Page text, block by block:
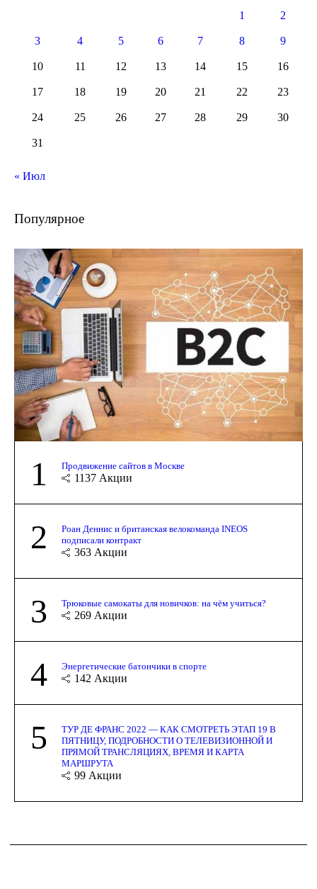
1
2
3 4 5 6 7 8 9
10 11 12 13 14 15 16
17 18 19 20 21 22 23
24 25 26 27 28 29 30
31
« Июл
Популярное
1 Продвижение сайтов в Москве
1137 Акции
2
Роан Деннис и британская велокоманда INEOS
подписали контракт
363 Акции
3 Трюковые самокаты для новичков: на чём учиться?
269 Акции
4 Энергетические батончики в спорте
142 Акции
5
ТУР ДЕ ФРАНС 2022 — КАК СМОТРЕТЬ ЭТАП 19 В
ПЯТНИЦУ, ПОДРОБНОСТИ О ТЕЛЕВИЗИОННОЙ И
ПРЯМОЙ ТРАНСЛЯЦИЯХ, ВРЕМЯ И КАРТА
МАРШРУТА
99 Акции